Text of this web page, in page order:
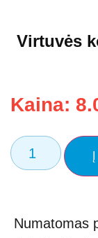
Virtuvės
Kaina:
Numatomas